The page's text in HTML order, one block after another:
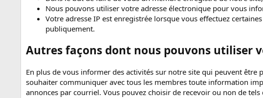
Nous pouvons utiliser votre adresse électronique pour vous
Votre adresse IP est enregistrée lorsque vous effectuez
publiquement.
Autres façons dont nous pouvons utiliser
En plus de vous informer des activités sur notre site qui peuvent
souhaiter communiquer avec tous les membres toute information
annonces par courriel. Vous pouvez choisir de recevoir ou non de